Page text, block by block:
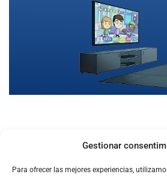
Gestionar
Para ofrecer las mejores experiencias,